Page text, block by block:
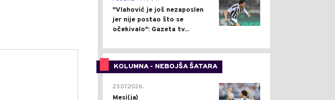
"Vlahović je još nezaposlen
jer nije postao što se
očekivalo": Gazeta tv...
KOLUMNA - NEBOJŠA ŠATARA
0
23.07.2026.
Mesi(ja)